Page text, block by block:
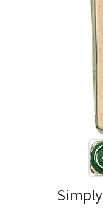
אבקת בצל אורגני 85 גרם - Simply